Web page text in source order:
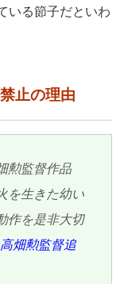
いる節子だといわ
止の理由
勲監督作品
を生きた幼い
作を是非大切
畑勲監督追